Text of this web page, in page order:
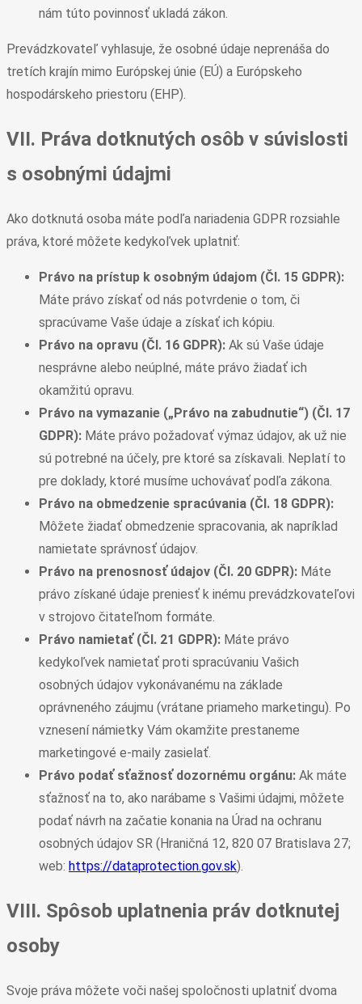
nám túto povinnosť ukladá zákon.
Prevádzkovateľ vyhlasuje, že osobné údaje neprenáša do
tretích krajín mimo Európskej únie (EÚ) a Európskeho
hospodárskeho priestoru (EHP).
VII. Práva dotknutých osôb v súvislosti
s osobnými údajmi
Ako dotknutá osoba máte podľa nariadenia GDPR rozsiahle
práva, ktoré môžete kedykoľvek uplatniť:
Právo na prístup k osobným údajom (Čl. 15 GDPR):
Máte právo získať od nás potvrdenie o tom, či
spracúvame Vaše údaje a získať ich kópiu.
Právo na opravu (Čl. 16 GDPR): Ak sú Vaše údaje
nesprávne alebo neúplné, máte právo žiadať ich
okamžitú opravu.
Právo na vymazanie („Právo na zabudnutie“) (Čl. 17
GDPR): Máte právo požadovať výmaz údajov, ak už nie
sú potrebné na účely, pre ktoré sa získavali. Neplatí to
pre doklady, ktoré musíme uchovávať podľa zákona.
Právo na obmedzenie spracúvania (Čl. 18 GDPR):
Môžete žiadať obmedzenie spracovania, ak napríklad
namietate správnosť údajov.
Právo na prenosnosť údajov (Čl. 20 GDPR): Máte
právo získané údaje preniesť k inému prevádzkovateľovi
v strojovo čitateľnom formáte.
Právo namietať (Čl. 21 GDPR): Máte právo
kedykoľvek namietať proti spracúvaniu Vašich
osobných údajov vykonávanému na základe
oprávneného záujmu (vrátane priameho marketingu). Po
vznesení námietky Vám okamžite prestaneme
marketingové e-maily zasielať.
Právo podať sťažnosť dozornému orgánu: Ak máte
sťažnosť na to, ako narábame s Vašimi údajmi, môžete
podať návrh na začatie konania na Úrad na ochranu
osobných údajov SR (Hraničná 12, 820 07 Bratislava 27;
web: https://dataprotection.gov.sk).
VIII. Spôsob uplatnenia práv dotknutej
osoby
Svoje práva môžete voči našej spoločnosti uplatniť dvoma